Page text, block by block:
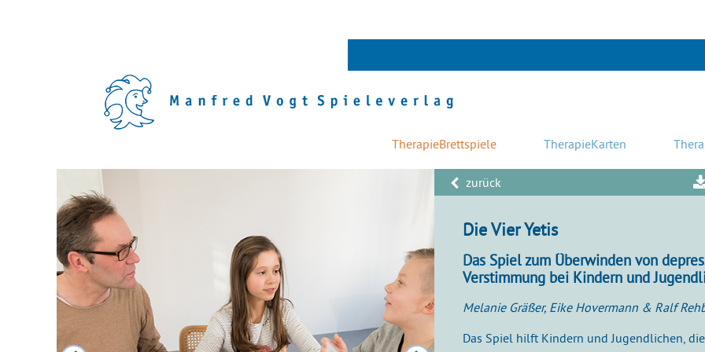
TherapieBrettspiele TherapieKarten
zurück
Die Vier Yetis
Das Spiel zum Überwinden von
Verstimmung bei Kindern und
Melanie Gräßer, Eike Hovermann & Ralf
Das Spiel hilft Kindern und Jugendlichen, die